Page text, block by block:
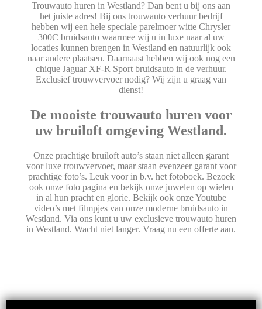
Trouwauto huren in Westland? Dan bent u bij ons aan
het juiste adres! Bij ons trouwauto verhuur bedrijf
hebben wij een hele speciale parelmoer witte Chrysler
300C bruidsauto waarmee wij u in luxe naar al uw
locaties kunnen brengen in Westland en natuurlijk ook
naar andere plaatsen. Daarnaast hebben wij ook nog een
chique Jaguar XF-R Sport bruidsauto in de verhuur.
Exclusief trouwvervoer nodig? Wij zijn u graag van
dienst!
De mooiste trouwauto huren voor
uw bruiloft omgeving Westland.
Onze prachtige bruiloft auto’s staan niet alleen garant
voor luxe trouwvervoer, maar staan evenzeer garant voor
prachtige foto’s. Leuk voor in b.v. het fotoboek. Bezoek
ook onze foto pagina en bekijk onze juwelen op wielen
in al hun pracht en glorie. Bekijk ook onze Youtube
video’s met filmpjes van onze moderne bruidsauto in
Westland. Via ons kunt u uw exclusieve trouwauto huren
in Westland. Wacht niet langer. Vraag nu een offerte aan.